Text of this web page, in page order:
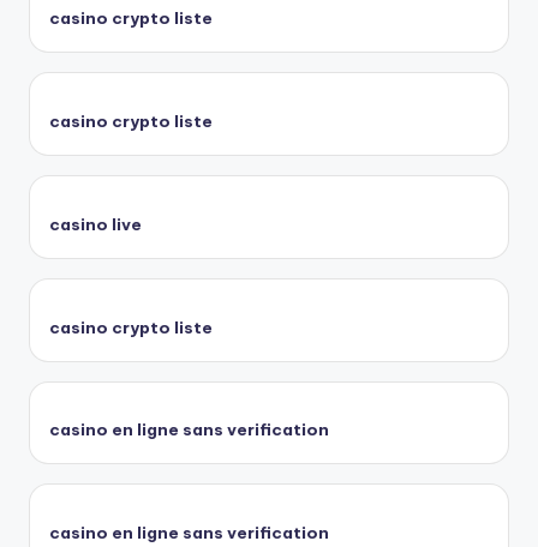
casino crypto liste
casino crypto liste
casino live
casino crypto liste
casino en ligne sans verification
casino en ligne sans verification